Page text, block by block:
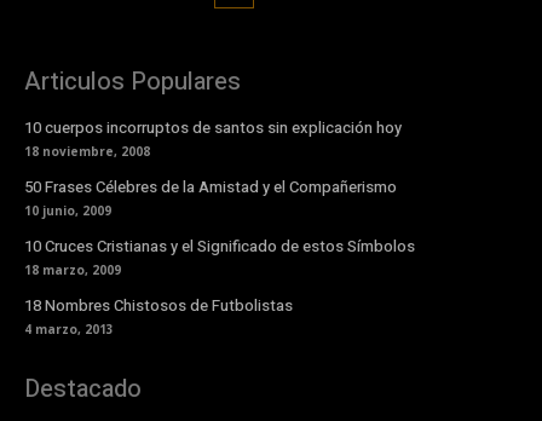
Articulos Populares
10 cuerpos incorruptos de santos sin explicación hoy
18 noviembre, 2008
50 Frases Célebres de la Amistad y el Compañerismo
10 junio, 2009
10 Cruces Cristianas y el Significado de estos Símbolos
18 marzo, 2009
18 Nombres Chistosos de Futbolistas
4 marzo, 2013
Destacado